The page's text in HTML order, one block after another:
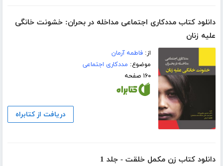
دانلود کتاب مددکاری اجتماعی مداخله در بحران: خشونت خانگی
علیه زنان
از:فاطمه آرمان
موضوع: مددکاری اجتماعی
۱۶۰ صفحه
دریافت از کتابراه
دانلود کتاب زن مکمل خلقت - جلد 1